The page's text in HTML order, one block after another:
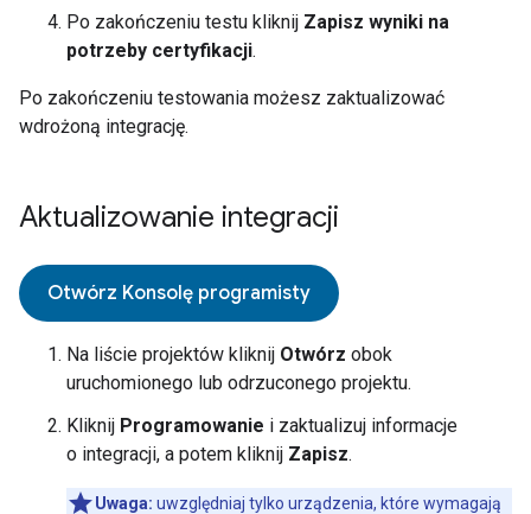
Po zakończeniu testu kliknij Zapisz wyniki na
potrzeby certyfikacji.
Po zakończeniu testowania możesz zaktualizować
wdrożoną integrację.
Aktualizowanie integracji
Otwórz Konsolę programisty
Na liście projektów kliknij Otwórz obok
uruchomionego lub odrzuconego projektu.
Kliknij Programowanie i zaktualizuj informacje
o integracji, a potem kliknij Zapisz.
Uwaga: uwzględniaj tylko urządzenia, które wymagają